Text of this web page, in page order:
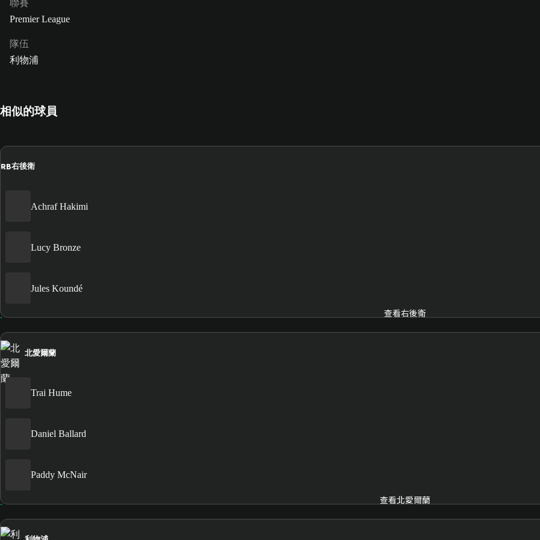
聯賽
Premier League
隊伍
利物浦
相似的球員
RB右後衛
Achraf Hakimi
Lucy Bronze
Jules Koundé
查看右後衛
北愛爾蘭
Trai Hume
Daniel Ballard
Paddy McNair
查看北愛爾蘭